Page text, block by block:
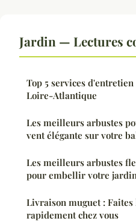
Jardin — Lectures
Top 5 services d'entretien
Loire-Atlantique
Les meilleurs arbustes
vent élégante sur votre
Les meilleurs arbustes
pour embellir votre
Livraison muguet :
rapidement chez vous